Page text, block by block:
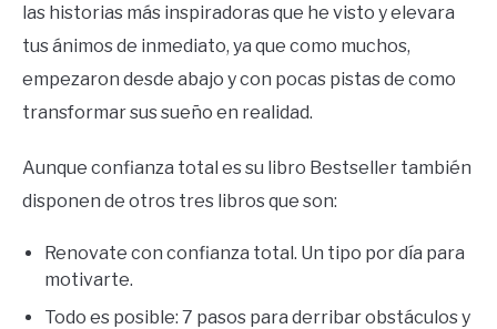
las historias más inspiradoras que he visto y elevara
tus ánimos de inmediato, ya que como muchos,
empezaron desde abajo y con pocas pistas de como
transformar sus sueño en realidad.
Aunque confianza total es su libro Bestseller también
disponen de otros tres libros que son:
Renovate con confianza total. Un tipo por día para
motivarte.
Todo es posible: 7 pasos para derribar obstáculos y